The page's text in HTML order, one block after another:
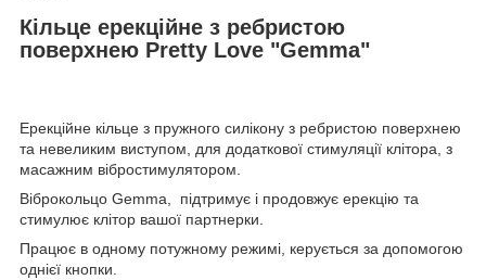
Кільце ерекційне з ребристою
поверхнею Pretty Love "Gemma"
Ерекційне кільце з пружного силікону з ребристою поверхнею
та невеликим виступом, для додаткової стимуляції клітора, з
масажним вібростимулятором.
Віброкольцо Gemma, підтримує і продовжує ерекцію та
стимулює клітор вашої партнерки.
Працює в одному потужному режимі, керується за допомогою
однієї кнопки.